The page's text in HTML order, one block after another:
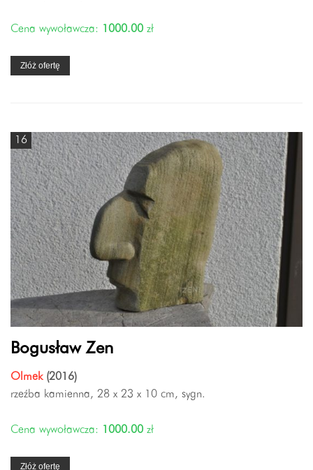
Cena wywoławcza: 1000.00 zł
Złóż ofertę
16
Bogusław Zen
Olmek (2016)
rzeźba kamienna, 28 x 23 x 10 cm, sygn.
Cena wywoławcza: 1000.00 zł
Złóż ofertę